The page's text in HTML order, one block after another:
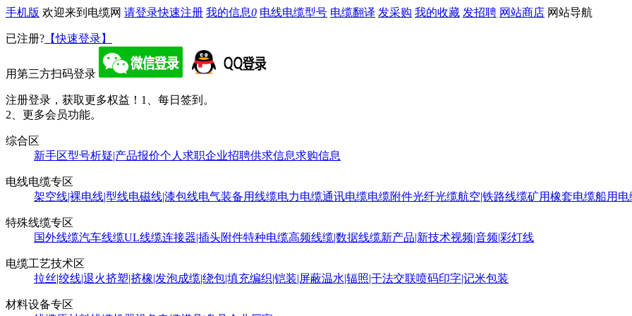
手机版 欢迎来到电缆网 请登录快速注册 我的信息0 电线电缆型号 电缆翻译 发采购 我的收藏 发招聘 网站商店 网站导航
已注册? 【快速登录】
用第三方扫码登录
注册登录，获取更多权益！ 1、每日签到。
2、更多会员功能。
综合区
新手区型号析疑|产品报价个人求职企业招聘供求信息求购信息
电线电缆专区
架空线|裸电线|型线电磁线|漆包线电气装备用线缆电力电缆通讯电缆电缆附件光纤光缆航空|铁路线缆矿用橡套电缆船用电
特殊线缆专区
国外线缆汽车线缆UL线缆连接器|插头附件特种电缆高频线缆|数据线缆新产品|新技术视频|音频|彩灯线
电缆工艺技术区
拉丝|绞线|退火挤塑|挤橡|发泡成缆|绕包|填充编织|铠装|屏蔽温水|辐照|干法交联喷码印字|记米包装
材料设备专区